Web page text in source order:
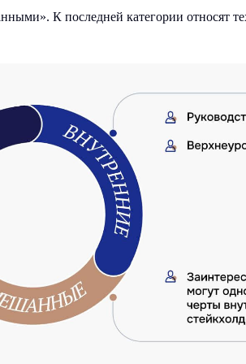
К последней категории относят